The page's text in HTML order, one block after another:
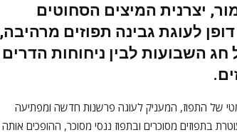
, יצרנית המיצים הסחוטים
לעוגת גבינה תפוזים מרהיבה,
השבועות לבין ניחוחות הדרים
.
של התפוז, המעניק לעוגה פרשנות חדשה ומפתיעה
בתפוזים מסוכרים ובתפוז ננסי מסוכר, ההופכים אותה